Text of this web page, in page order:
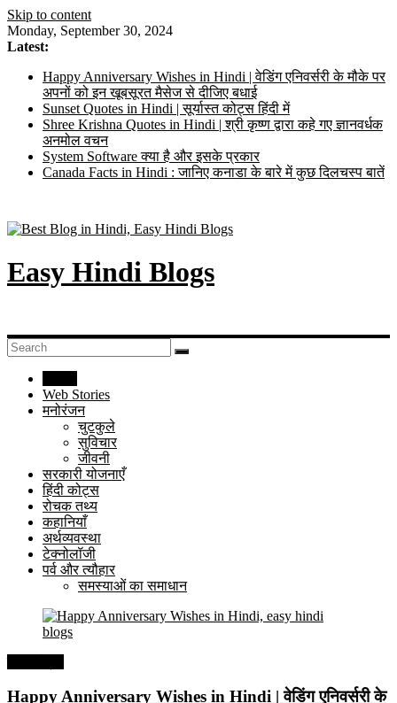
Skip to content
Monday, September 30, 2024
Latest:
Happy Anniversary Wishes in Hindi | वेडिंग एनिवर्सरी के मौके पर
अपनों को इन खूबसूरत मैसेज से दीजिए बधाई
Sunset Quotes in Hindi | सूर्यास्त कोट्स हिंदी में
Shree Krishna Quotes in Hindi | श्री कृष्ण द्वारा कहे गए ज्ञानवर्धक
अनमोल वचन
System Software क्या है और इसके प्रकार
Canada Facts in Hindi : जानिए कनाडा के बारे में कुछ दिलचस्प बातें
Easy Hindi Blogs
Web Stories
मनोरंजन
चुटकुले
सुविचार
जीवनी
सरकारी योजनाएँ
हिंदी कोट्स
रोचक तथ्य
कहानियाँ
अर्थव्यवस्था
टेक्नोलॉजी
पर्व और त्यौहार
समस्याओं का समाधान
Happy Anniversary Wishes in Hindi | वेडिंग एनिवर्सरी के